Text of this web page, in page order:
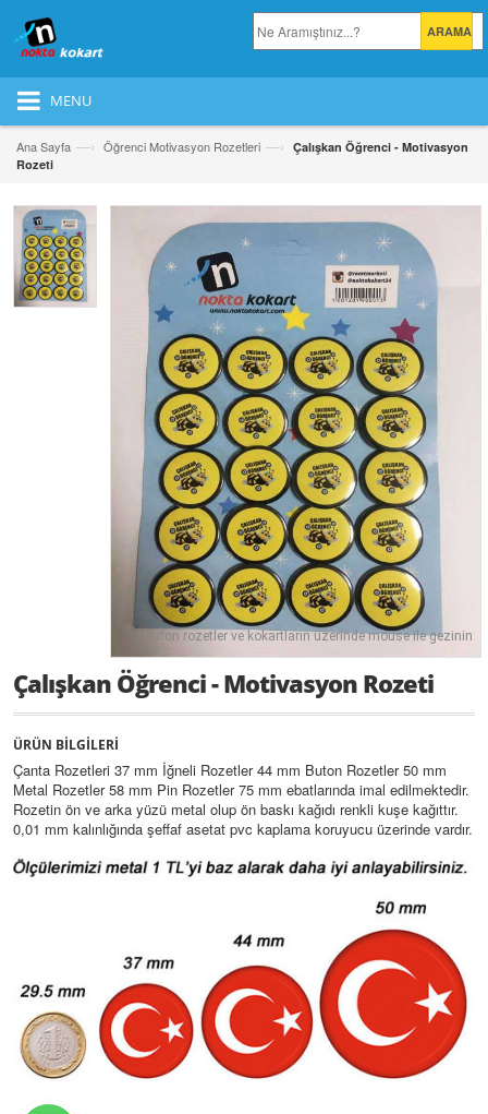
MENU
Ana Sayfa —› Öğrenci Motivasyon Rozetleri —› Çalışkan Öğrenci - Motivasyon
Rozeti
Buton rozetler ve kokartların üzerinde mouse ile gezinin
Çalışkan Öğrenci - Motivasyon Rozeti
ÜRÜN BİLGİLERİ
Çanta Rozetleri 37 mm İğneli Rozetler 44 mm Buton Rozetler 50 mm
Metal Rozetler 58 mm Pin Rozetler 75 mm ebatlarında imal edilmektedir.
Rozetin ön ve arka yüzü metal olup ön baskı kağıdı renkli kuşe kağıttır.
0,01 mm kalınlığında şeffaf asetat pvc kaplama koruyucu üzerinde vardır.